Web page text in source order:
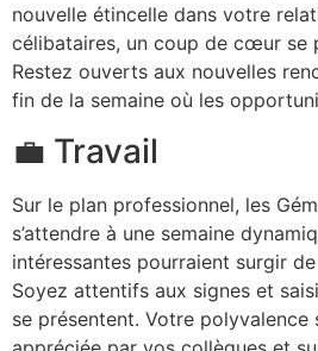
nouvelle étincelle dans votre
célibataires, un coup de cœur se
Restez ouverts aux nouvelles
fin de la semaine où les
💼 Travail
Sur le plan professionnel, les
s’attendre à une semaine
intéressantes pourraient surgir
Soyez attentifs aux signes et
se présentent. Votre polyvalence